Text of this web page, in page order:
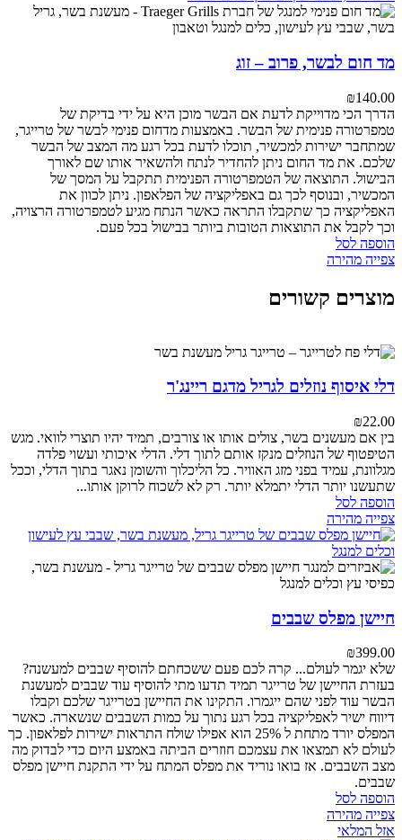
מד חום לבשר, פרוב – זוג
₪140.00
הדרך הכי מדוייקת לדעת אם הבשר מוכן היא על ידי בדיקת של
טמפרטורה פנימית של הבשר. באמצעות מדחום פנימי לבשר של טרייגר,
שמתחבר ישירות למכשיר, תוכלו לדעת בכל רגע מה המצב של הבשר
שלכם. את מד החום ניתן להחדיר לנתח ולהשאיר אותו שם לאורך
הבישול. התוצאה של הטמפרטורה הפנימית תתקבל על המסך של
המכשיר, ובנוסף לכך גם באפליקציה של הפלאפון. ניתן לכוון את
האפליקציה כך שתקבלו התראה כאשר הנתח מגיע לטמפרטורה הרצויה,
וכך לקבל את התוצאות הטובות ביותר בבישול בכל פעם.
הוספה לסל
צפייה מהירה
מוצרים קשורים
דלי איסוף נוזלים לגריל מדגם ריינג'ר
₪22.00
בין אם מעשנים בשר, צולים אותו או צורבים, תמיד יהיו תוצרי לוואי. מגש
הטיפטוף של הנוזלים מנקז אותם לתוך דלי. הדלי איכותי ועשוי פלדה
מגלוונת, עמיד בפני מזג האוויר. כל הליכלוך והשומן נאגר בתוך הדלי, וככל
שתעשנו יותר הדלי יתמלא יותר. רק לא לשכוח לרוקן אותו...
הוספה לסל
צפייה מהירה
חיישן מפלס שבבים
₪399.00
שלא יגמר לעולם... קרה לכם פעם ששכחתם להוסיף שבבים למעשנה?
בעזרת החיישן של טרייגר תמיד תדעו מתי להוסיף עוד שבבים למעשנת
הבשר עוד לפני שהם ייגמרו. התקינו את החיישן בטרייגר שלכם וקבלו
דיווח ישיר לאפליקציה בכל רגע נתוך על כמות השבבים שנשארה. כאשר
המפלס יורד מתחת ל 25% הוא אפילו שולח התראות ישירות לפלאפון. כך
לעולם לא תמצאו את עצמכם חוזרים הביתה באמצע היום כדי לבדוק מה
מצב השבבים. אז בואו נוריד את מפלס המתח על ידי התקנת חיישן מפלס
שבבים.
הוספה לסל
צפייה מהירה
אזל המלאי